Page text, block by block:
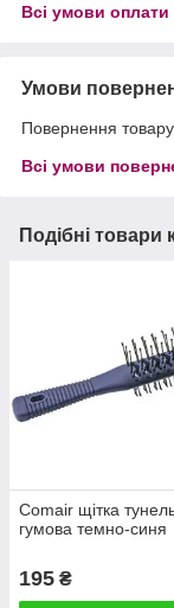
Всі умови оплати
Умови
Повернення
Всі умови
Подібні товари
Comair щітка
гумова темно-синя
195 ₴